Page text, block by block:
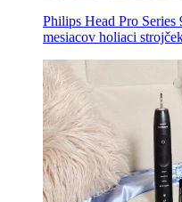
Philips Head Pro
mesiacov holiaci